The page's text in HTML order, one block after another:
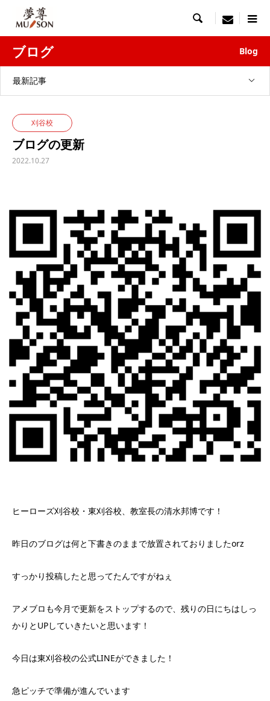
 menu
ブログ Blog
最新記事
刈谷校
ブログの更新
2022.10.27
ヒーローズ刈谷校・東刈谷校、教室長の清水邦博です！
昨日のブログは何と下書きのままで放置されておりましたorz
すっかり投稿したと思ってたんですがねぇ
アメブロも今月で更新をストップするので、残りの日にちはしっ
かりとUPしていきたいと思います！
今日は東刈谷校の公式LINEができました！
急ピッチで準備が進んでいます